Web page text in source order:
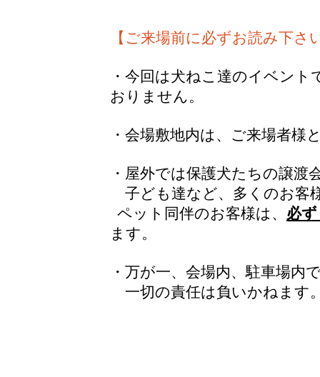
【ご来場前に必ずお読み下さ
・今回は犬ねこ達のイベン
おりません。
・会場敷地内は、ご来場者様
・屋外では保護犬たちの譲渡
子ども達など、 多くのお客
ペット同伴のお客様は、 必
ます。
・万が一、会場内、駐車場内
一切の責任は負いかねます